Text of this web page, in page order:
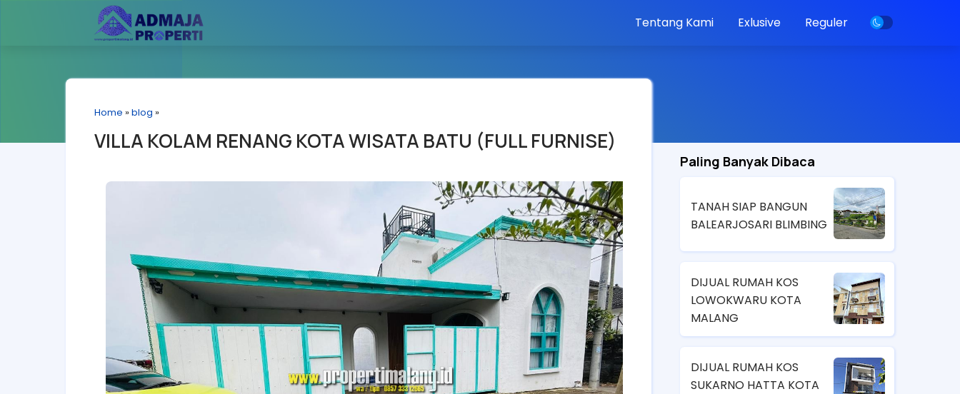
Tentang Kami Exlusive Reguler
Home »blog »
VILLA KOLAM RENANG KOTA WISATA BATU (FULL FURNISE)
Paling Banyak Dibaca
TANAH SIAP BANGUN
BALEARJOSARI BLIMBING
DIJUAL RUMAH KOS
LOWOKWARU KOTA
MALANG
DIJUAL RUMAH KOS
SUKARNO HATTA KOTA